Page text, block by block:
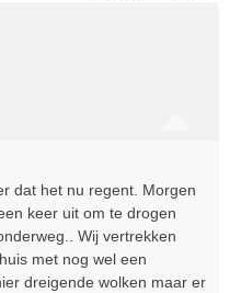
dat het nu regent. Morgen
keer uit om te drogen
Wij vertrekken
met nog wel een
dreigende wolken maar er